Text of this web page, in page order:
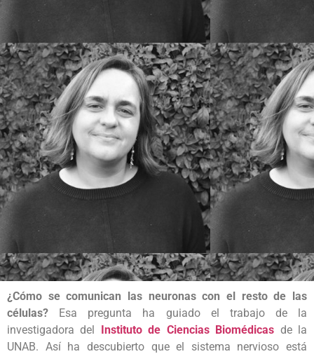
¿Cómo se comunican las neuronas con el resto de las
células? Esa pregunta ha guiado el trabajo de la
investigadora del Instituto de Ciencias Biomédicas de la
UNAB. Así ha descubierto que el sistema nervioso está